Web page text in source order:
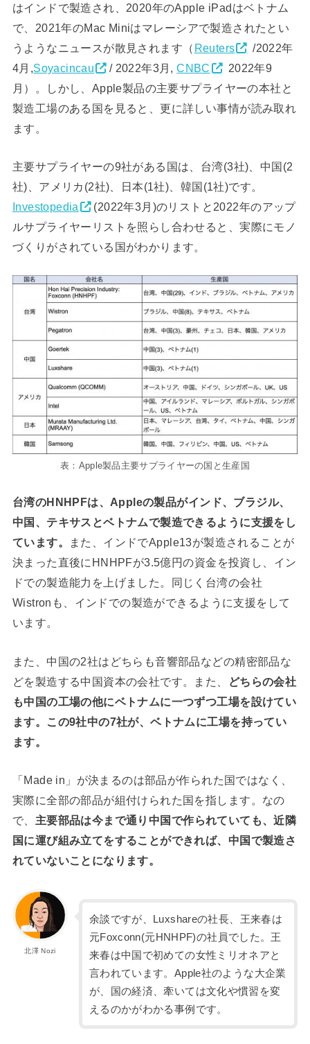
はインドで製造され、2020年のApple iPadはベトナム
で、2021年のMac Miniはマレーシアで製造されたとい
うようなニュースが散見されます（ Reuters
/2022年
4月,Soyacincau / 2022年3月,CNBC
2022年9
月）。しかし、Apple製品の主要サプライヤーの本社と
製造工場のある国を見ると、更に詳しい事情が読み取れ
ます。
主要サプライヤーの9社がある国は、台湾(3社)、中国(2
社)、アメリカ(2社)、日本(1社)、韓国(1社)です。
Investopedia
(2022年3月)のリストと2022年のアップ
ルサプライヤーリストを照らし合わせると、実際にモノ
づくりがされている国がわかります。
表：Apple製品主要サプライヤーの国と生産国
台湾のHNHPFは、Appleの製品がインド、ブラジル、
中国、テキサスとベトナムで製造できるように支援をし
ています。
また、インドでApple13が製造されることが
決まった直後にHNHPFが3.5億円の資金を投資し、イン
ドでの製造能力を上げました。同じく台湾の会社
Wistronも、インドでの製造ができるように支援をして
います。
また、中国の2社はどちらも音響部品などの精密部品な
どを製造する中国資本の会社です。また、
どちらの会社
も中国の工場の他にベトナムに一つずつ工場を設けてい
ます。この9社中の7社が、ベトナムに工場を持ってい
ます。
「Made in」が決まるのは部品が作られた国ではなく、
実際に全部の部品が組付けられた国を指します。なの
で、 主要部品は今まで通り中国で作られていても、近隣
国に運び組み立てをすることができれば、中国で製造さ
れていないことになります。
北澤 Nozi
余談ですが、Luxshareの社長、王来春は
元Foxconn(元HNHPF)の社員でした。王
来春は中国で初めての女性ミリオネアと
言われています。Apple社のような大企業
が、国の経済、牽いては文化や慣習を変
えるのかがわかる事例です。